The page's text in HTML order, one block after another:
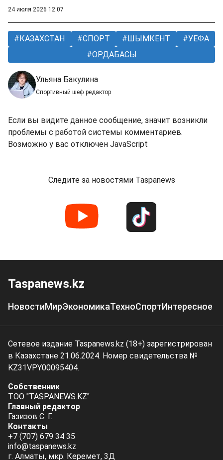
24 июля 2026 12:07
КАЗАХСТАН СПОРТ ШЫМКЕНТ
УЕФА
ОРДАБАСЫ
Ульяна Бакулина
Спортивный шеф редактор
Если вы видите данное сообщение, значит возникли
проблемы с работой системы комментариев.
Возможно у вас отключен JavaScript
Следите за новостями Taspanews
Taspanews.kz
НовостиМирЭкономикаТехноСпортИнтересное
Сетевое издание Taspanews.kz (18+) зарегистрирован
в Казахстане 21.06.2024. Номер свидетельства №
KZ31VPY00095404.
Собственник
ТОО "TASPANEWS.KZ"
Главный редактор
Газизов С. Г.
Контакты
+7 (707) 679 34 35
info@taspanews.kz
г. Алматы, мкр. Керемет, 3Д